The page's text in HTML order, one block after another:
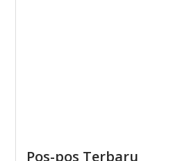
Pos-pos Terbaru